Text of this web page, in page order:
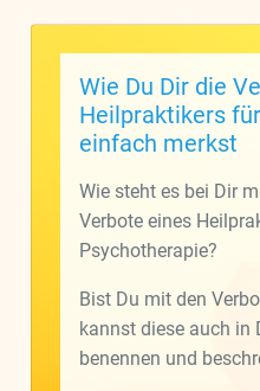
Wie Du Dir die
Heilpraktikers
einfach merkst
Wie steht es bei Dir
Verbote eines
Psychotherapie?
Bist Du mit den
kannst diese auch in
benennen und